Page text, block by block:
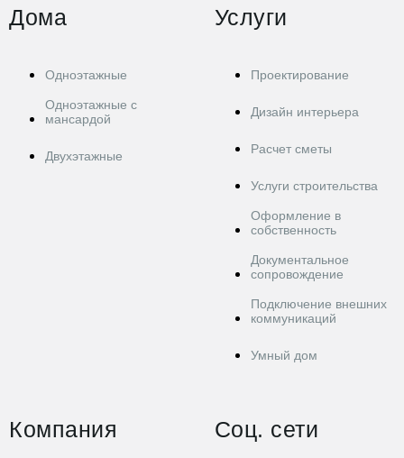
Дома
Одноэтажные
Одноэтажные с
мансардой
Двухэтажные
Услуги
Проектирование
Дизайн интерьера
Расчет сметы
Услуги строительства
Оформление в
собственность
Документальное
сопровождение
Подключение внешних
коммуникаций
Умный дом
Компания Соц. сети